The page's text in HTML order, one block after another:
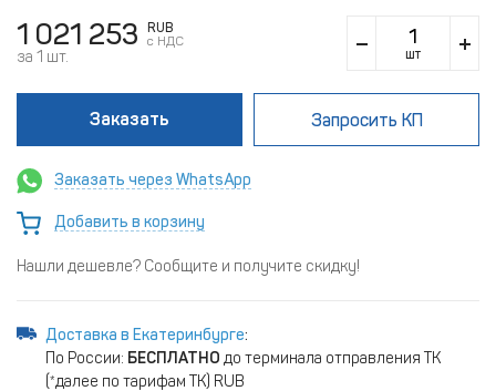
1 021 253
RUB
c НДС
за 1 шт. шт
Заказать Запросить КП
Заказать через WhatsApp
Добавить в корзину
Нашли дешевле? Сообщите и получите скидку!
Доставка в Екатеринбурге:
По России: БЕСПЛАТНО до терминала отправления ТК
(*далее по тарифам ТК) RUB